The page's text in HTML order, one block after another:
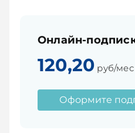
Онлайн-
120,20 руб/мес
Оформите